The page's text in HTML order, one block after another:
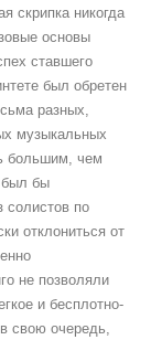
скрипка никогда
основы
ставшего
был обретен
разных,
музыкальных
большим, чем
был бы
солистов по
отклониться от
не позволяли
и бесплотно-
свою очередь,